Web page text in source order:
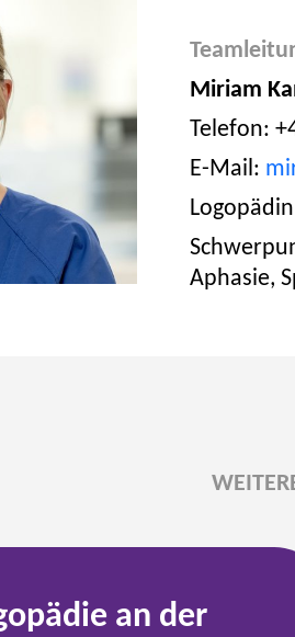
Miriam
Telefon:
E-Mail:
Aphasie,
an der